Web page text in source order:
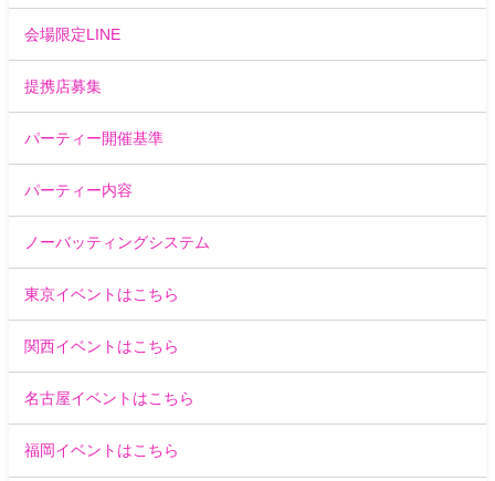
会場限定LINE
提携店募集
パーティー開催基準
パーティー内容
ノーバッティングシステム
東京イベントはこちら
関西イベントはこちら
名古屋イベントはこちら
福岡イベントはこちら